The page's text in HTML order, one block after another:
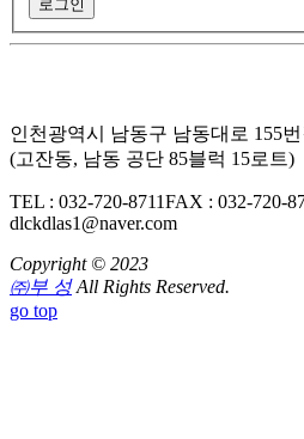
인천광역시 남동구 남동대로 155
(고잔동, 남동 공단 85블럭 15로트)
TEL : 032-720-8711FAX : 032-720-
dlckdlas1@naver.com
Copyright © 2023
㈜부 성All Rights Reserved.
go top